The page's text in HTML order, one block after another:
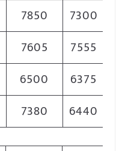
7850
7300
7605
7555
6500
6375
7380 6440